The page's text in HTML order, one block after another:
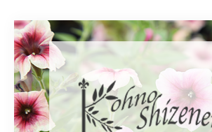
講座予約カレンダー
ネットショップ
YouTube